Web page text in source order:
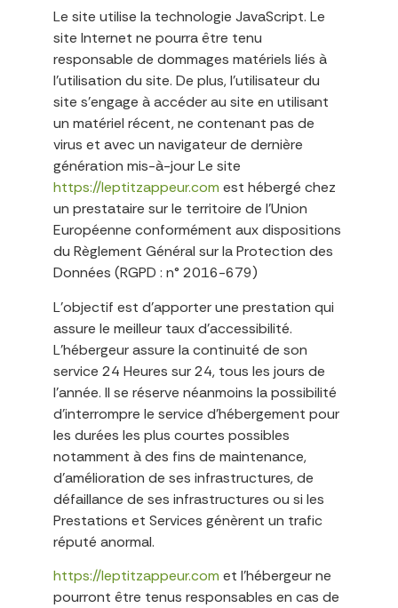
Le site utilise la technologie JavaScript. Le
site Internet ne pourra être tenu
responsable de dommages matériels liés à
l’utilisation du site. De plus, l’utilisateur du
site s’engage à accéder au site en utilisant
un matériel récent, ne contenant pas de
virus et avec un navigateur de dernière
génération mis-à-jour Le site
https://leptitzappeur.com est hébergé chez
un prestataire sur le territoire de l’Union
Européenne conformément aux dispositions
du Règlement Général sur la Protection des
Données (RGPD : n° 2016-679)
L’objectif est d’apporter une prestation qui
assure le meilleur taux d’accessibilité.
L’hébergeur assure la continuité de son
service 24 Heures sur 24, tous les jours de
l’année. Il se réserve néanmoins la possibilité
d’interrompre le service d’hébergement pour
les durées les plus courtes possibles
notamment à des fins de maintenance,
d’amélioration de ses infrastructures, de
défaillance de ses infrastructures ou si les
Prestations et Services génèrent un trafic
réputé anormal.
https://leptitzappeur.com et l’hébergeur ne
pourront être tenus responsables en cas de